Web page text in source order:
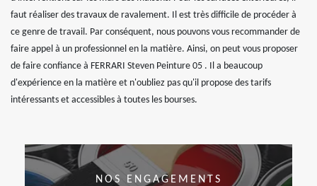
faut réaliser des travaux de ravalement. Il est très difficile de procéder à
ce genre de travail. Par conséquent, nous pouvons vous recommander de
faire appel à un professionnel en la matière. Ainsi, on peut vous proposer
de faire confiance à FERRARI Steven Peinture 05 . Il a beaucoup
d'expérience en la matière et n'oubliez pas qu'il propose des tarifs
intéressants et accessibles à toutes les bourses.
NOS ENGAGEMENTS